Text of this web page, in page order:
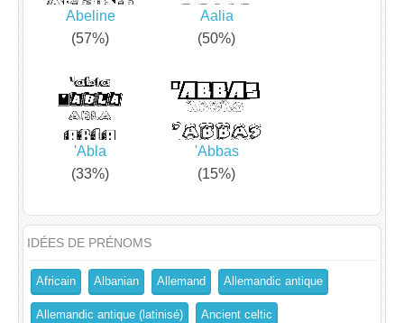
Abeline
(57%)
Aalia
(50%)
'Abla
(33%)
'Abbas
(15%)
IDÉES DE PRÉNOMS
Africain Albanian Allemand Allemandic antique
Allemandic antique (latinisé) Ancient celtic